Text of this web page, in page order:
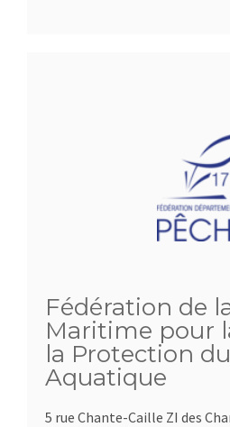
Fédération de
Maritime pour
la Protection
Aquatique
5 rue Chante-Caille ZI des